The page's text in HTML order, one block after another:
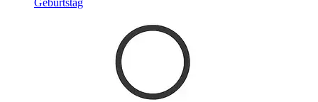
Geburtstag